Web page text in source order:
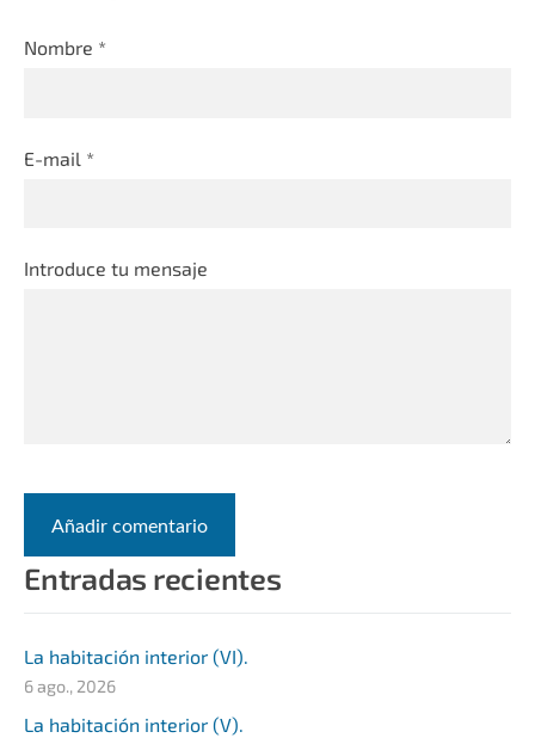
Entradas recientes
La habitación interior (VI).
6 ago., 2026
La habitación interior (V).
Nombre *
E-mail *
Introduce tu mensaje